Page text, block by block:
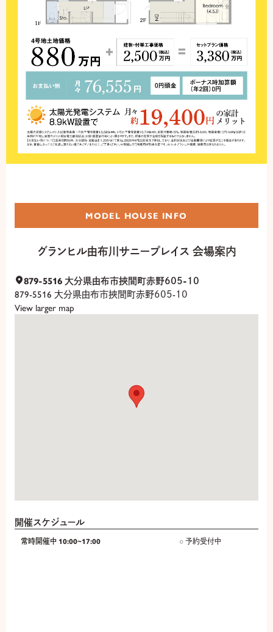
MODEL HOUSE INFO
グランヒル由布川サニープレイス 会場案内
879-5516 大分県由布市挾間町赤野６０５-１０
879-5516 大分県由布市挾間町赤野６０５-１０
View larger map
開催スケジュール
常時開催中 10:00~17:00 ○ 予約受付中